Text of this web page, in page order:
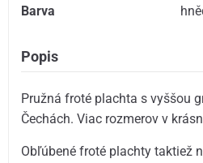
Barva
Popis
Pružná froté plachta s vyššou
Čechách. Viac rozmerov v
Obľúbené froté plachty taktiež